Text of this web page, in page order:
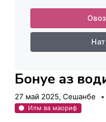
Бонуе аз
27 май 2025, Сешанбе
Илм ва маориф